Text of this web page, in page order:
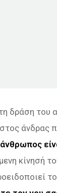
δράση
άνδρας
κίνησή